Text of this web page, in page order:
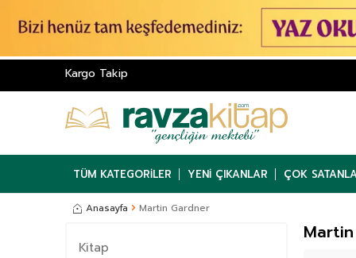
Kargo Takip
TÜM KATEGORILER YENI ÇIKANLAR ÇOK
Anasayfa Martin Gardner
Kitap